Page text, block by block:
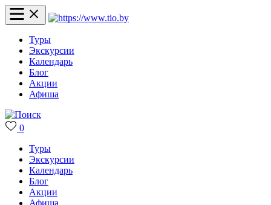
Туры
Экскурсии
Календарь
Блог
Акции
Афиша
0
Туры
Экскурсии
Календарь
Блог
Акции
Афиша